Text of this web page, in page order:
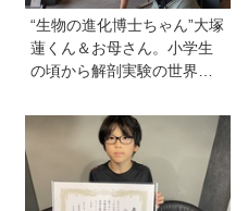
“生物の進化博士ちゃん”大塚
蓮くん＆お母さん。小学生
の頃から解剖実験の世界に
近いワニを研究。「興味の
種まきはエンタメから」